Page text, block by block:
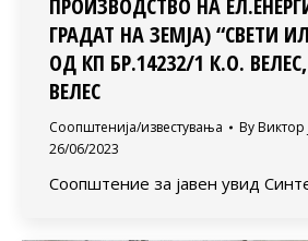
ГРАДАТ НА ЗЕМЈА) “СВЕТИ
ОД КП БР.14232/1 К.О.
ВЕЛЕС
Соопштенија/известувања By Виктор
26/06/2023
Соопштение за јавен увид